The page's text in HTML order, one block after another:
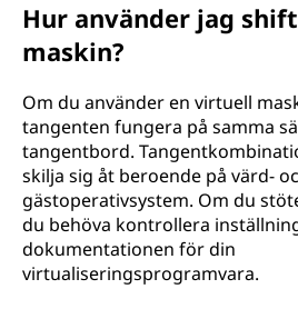
Hur använder jag
maskin?
Om du använder en virtuell
tangenten fungera på samma
tangentbord.
skilja sig åt beroende på värd-
gästoperativsystem. Om du
du behöva kontrollera
dokumentationen för din
virtualiseringsprogramvara.